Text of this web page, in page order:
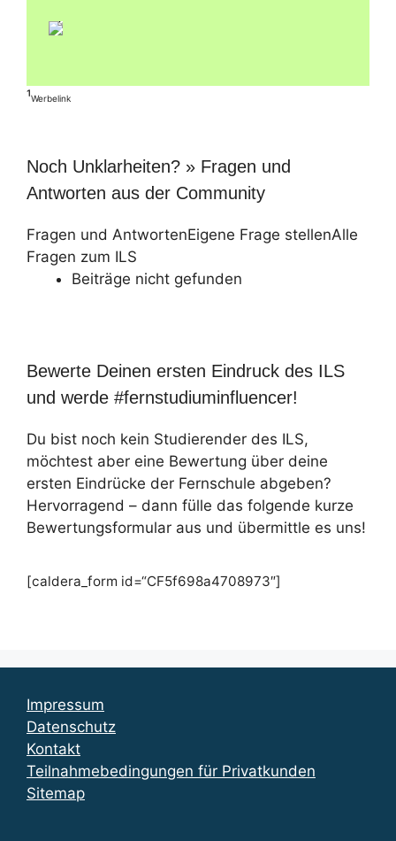
¹Werbelink
Noch Unklarheiten? » Fragen und
Antworten aus der Community
Fragen und AntwortenEigene Frage stellenAlle
Fragen zum ILS
Beiträge nicht gefunden
Bewerte Deinen ersten Eindruck des ILS
und werde #fernstudiuminfluencer!
Du bist noch kein Studierender des ILS,
möchtest aber eine Bewertung über deine
ersten Eindrücke der Fernschule abgeben?
Hervorragend – dann fülle das folgende kurze
Bewertungsformular aus und übermittle es uns!
[caldera_form id=“CF5f698a4708973″]
Impressum
Datenschutz
Kontakt
Teilnahmebedingungen für Privatkunden
Sitemap